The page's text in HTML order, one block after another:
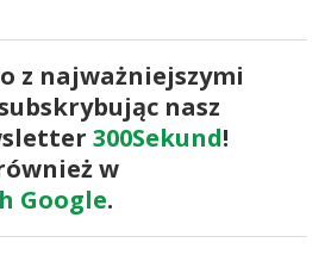
z najważniejszymi
nasz
300Sekund!
w
Google.